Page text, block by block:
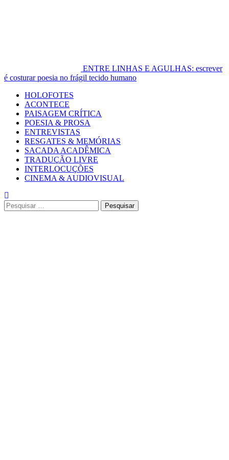
ENTRE LINHAS E AGULHAS: escrever
é costurar poesia no frágil tecido humano
Primary
Menu
HOLOFOTES
ACONTECE
PAISAGEM CRÍTICA
POESIA & PROSA
ENTREVISTAS
RESGATES & MEMÓRIAS
SACADA ACADÊMICA
TRADUÇÃO LIVRE
INTERLOCUÇÕES
CINEMA & AUDIOVISUAL
Pesquisar
por: